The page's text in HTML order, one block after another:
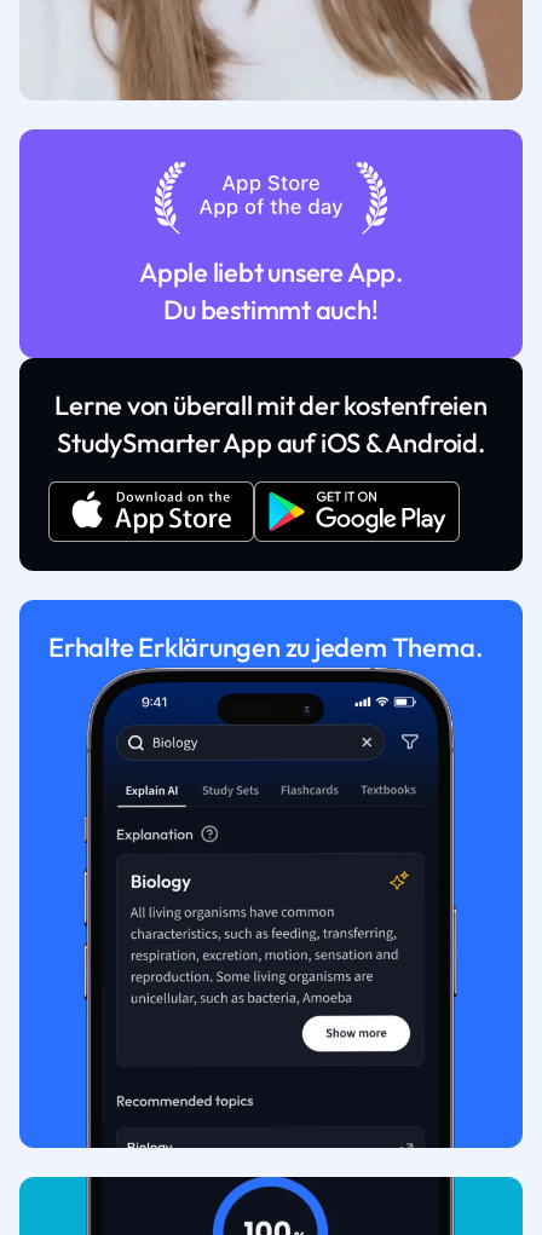
Apple liebt unsere App.
Du bestimmt auch!
Lerne von überall mit der kostenfreien
StudySmarter App auf iOS & Android.
Erhalte Erklärungen zu jedem Thema.